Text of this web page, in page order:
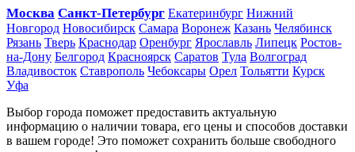
Москва Санкт-Петербург Екатеринбург Нижний
Новгород Новосибирск Самара Воронеж Казань Челябинск
Рязань Тверь Краснодар Оренбург Ярославль Липецк Ростов-
на-Дону Белгород Красноярск Саратов Тула Волгоград
Владивосток Ставрополь Чебоксары Орел Тольятти Курск
Уфа
Выбор города поможет предоставить актуальную
информацию о наличии товара, его цены и способов доставки
в вашем городе! Это поможет сохранить больше свободного